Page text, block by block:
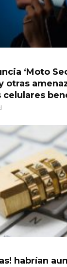
‘Moto
otras
celulares
habrían